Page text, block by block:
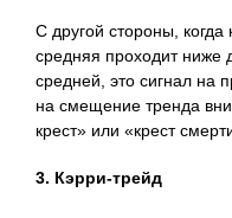
С другой стороны, когда
средняя проходит ниже
средней, это сигнал на
на смещение тренда
крест» или «крест
3. Кэрри-трейд